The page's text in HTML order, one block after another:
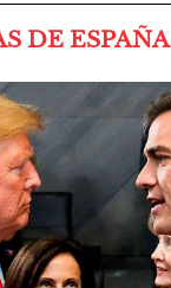
DE ESPAÑA